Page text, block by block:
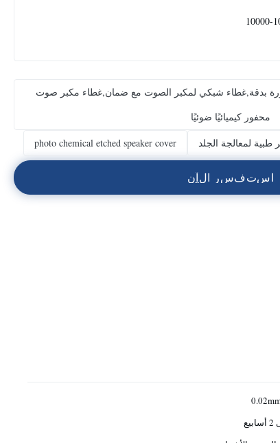
10000-
بدقة,غطاء شبكي لمكبر الصوت مع ضمان,غطاء مكبر صوت
محفور كيميائيًا ضوئيًا
طبية لمعالجة الجلد
photo chemical etched speaker cover
استفسر الآن